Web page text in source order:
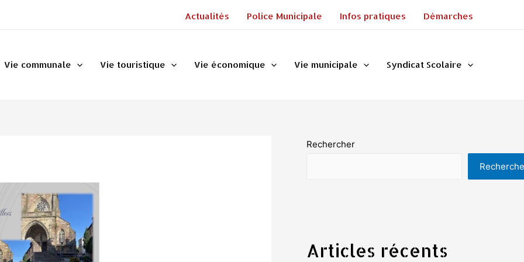
Actualités Police Municipale Infos pratiques Démarches
Vie communale Vie touristique Vie économique Vie municipale Syndicat Scolaire
Rechercher
Articles récents